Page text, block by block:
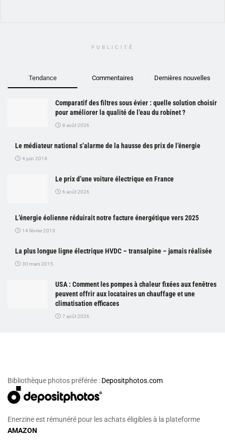
PUBLICITÉ
Tendance Commentaires Dernières nouvelles
Comparatif des filtres sous évier : quelle solution choisir
pour améliorer la qualité de l’eau du robinet ?
8 août 2026
Le médiateur national s’alarme de la hausse des prix de l’énergie
4 juin 2014
Le prix d’une voiture électrique en France
6 août 2026
L’énergie éolienne réduirait notre facture énergétique vers 2025
14 février 2013
La plus longue ligne électrique HVDC – transalpine – jamais réalisée
30 mars 2015
USA : Comment les pompes à chaleur fixées aux fenêtres
peuvent offrir aux locataires un chauffage et une
climatisation efficaces
7 août 2026
Bibliothèque photos préférée : Depositphotos.com
Enerzine est rémunéré pour les achats éligibles à la plateforme
AMAZON